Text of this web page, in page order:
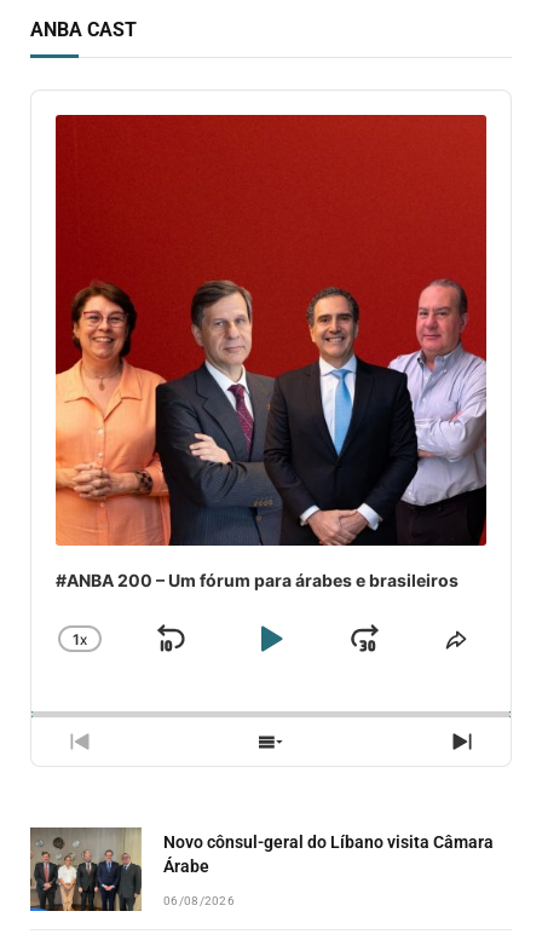
ANBA CAST
Audio
Player
#ANBA 200 – Um fórum para árabes e brasileiros
CHANGE
1X
SKIP
PLAYJUMP
PREVIOUS
EPISODE
SHOW
EPISODES
NEXT
Novo cônsul-geral do Líbano visita Câmara
Árabe
06/08/2026